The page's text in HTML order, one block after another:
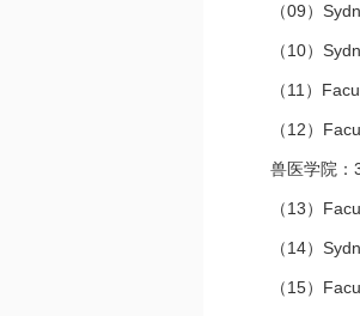
（09）
（10）
（11）
（12）
兽医学院：
（13）
（14）
（15）